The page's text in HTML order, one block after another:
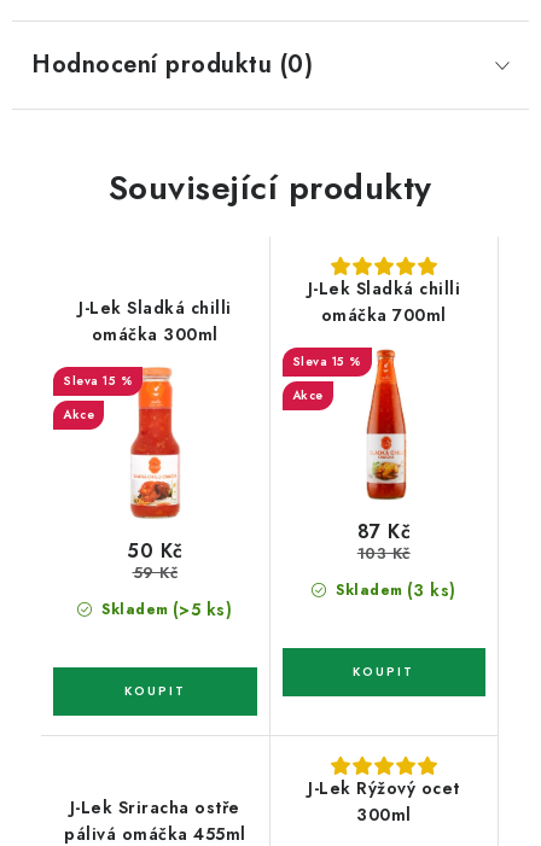
Hodnocení produktu (0)
Související produkty
J-Lek Sladká chilli
omáčka 300ml
15 %
Akce
Skladem (>5 ks)
50 Kč
59 Kč
J-Lek Sladká chilli
omáčka 700ml
15 %
Akce
Skladem (3 ks)
87 Kč
103 Kč
J-Lek Sriracha ostře
pálivá omáčka 455ml
J-Lek Rýžový ocet
300ml